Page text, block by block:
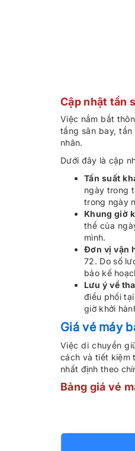
Cập nhật tần
Việc nắm bắt
tầng sân bay,
nhân.
Dưới đây là cập
Tần suất
ngày trong
trong ngày
Khung giờ
thể của
mình.
Đơn vị vận
72. Do số
bảo kế
Lưu ý về
điều phối
giờ khởi
Giá vé máy
Việc di chuyển
cách và tiết kiệm
nhất định theo
Bảng giá vé